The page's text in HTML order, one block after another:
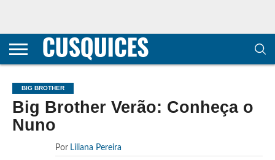
CONTACTOS
HOME
POLÍTICA DE
E COOKIES
SOBRE
TERMOS E
TRANSPARÊNCIA
METODOLOGIA
BIG BROTHER
Big Brother Verão: Conheça o
Nuno
Por Liliana Pereira